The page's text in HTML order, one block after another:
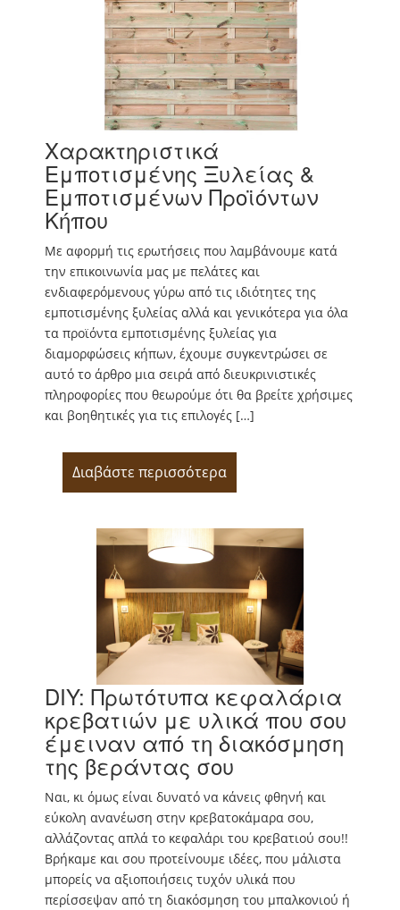
Χαρακτηριστικά
Εμποτισμένης Ξυλείας &
Εμποτισμένων Προϊόντων
Κήπου
Με αφορμή τις ερωτήσεις που λαμβάνουμε κατά
την επικοινωνία μας με πελάτες και
ενδιαφερόμενους γύρω από τις ιδιότητες της
εμποτισμένης ξυλείας αλλά και γενικότερα για όλα
τα προϊόντα εμποτισμένης ξυλείας για
διαμορφώσεις κήπων, έχουμε συγκεντρώσει σε
αυτό το άρθρο μια σειρά από διευκρινιστικές
πληροφορίες που θεωρούμε ότι θα βρείτε χρήσιμες
και βοηθητικές για τις επιλογές […]
Διαβάστε περισσότερα
DIY: Πρωτότυπα κεφαλάρια
κρεβατιών με υλικά που σου
έμειναν από τη διακόσμηση
της βεράντας σου
Ναι, κι όμως είναι δυνατό να κάνεις φθηνή και
εύκολη ανανέωση στην κρεβατοκάμαρα σου,
αλλάζοντας απλά το κεφαλάρι του κρεβατιού σου!!
Βρήκαμε και σου προτείνουμε ιδέες, που μάλιστα
μπορείς να αξιοποιήσεις τυχόν υλικά που
περίσσεψαν από τη διακόσμηση του μπαλκονιού ή